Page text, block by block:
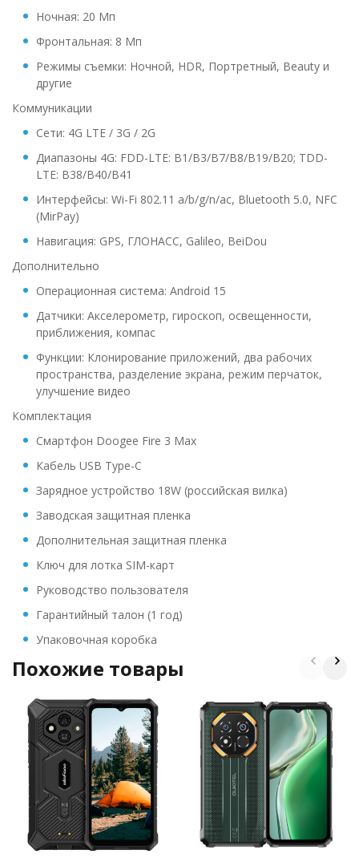
Ночная: 20 Мп
Фронтальная: 8 Мп
Режимы съемки: Ночной, HDR, Портретный, Beauty и
другие
Коммуникации
Сети: 4G LTE / 3G / 2G
Диапазоны 4G: FDD-LTE: B1/B3/B7/B8/B19/B20; TDD-
LTE: B38/B40/B41
Интерфейсы: Wi-Fi 802.11 a/b/g/n/ac, Bluetooth 5.0, NFC
(MirPay)
Навигация: GPS, ГЛОНАСС, Galileo, BeiDou
Дополнительно
Операционная система: Android 15
Датчики: Акселерометр, гироскоп, освещенности,
приближения, компас
Функции: Клонирование приложений, два рабочих
пространства, разделение экрана, режим перчаток,
улучшение видео
Комплектация
Смартфон Doogee Fire 3 Max
Кабель USB Type-C
Зарядное устройство 18W (российская вилка)
Заводская защитная пленка
Дополнительная защитная пленка
Ключ для лотка SIM-карт
Руководство пользователя
Гарантийный талон (1 год)
Упаковочная коробка
Похожие товары